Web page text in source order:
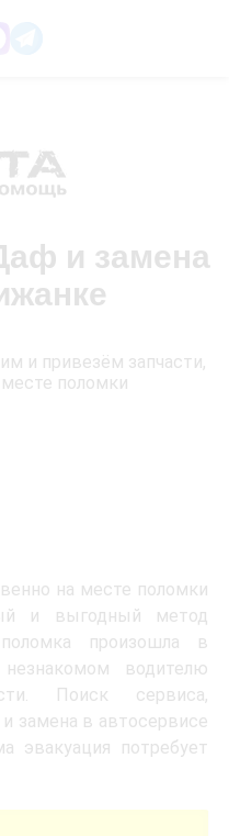
и замена
и привезём запчасти,
поломки
на месте поломки
и выгодный метод
произошла в
водителю
Поиск сервиса,
и замена в автосервисе
эвакуация потребует